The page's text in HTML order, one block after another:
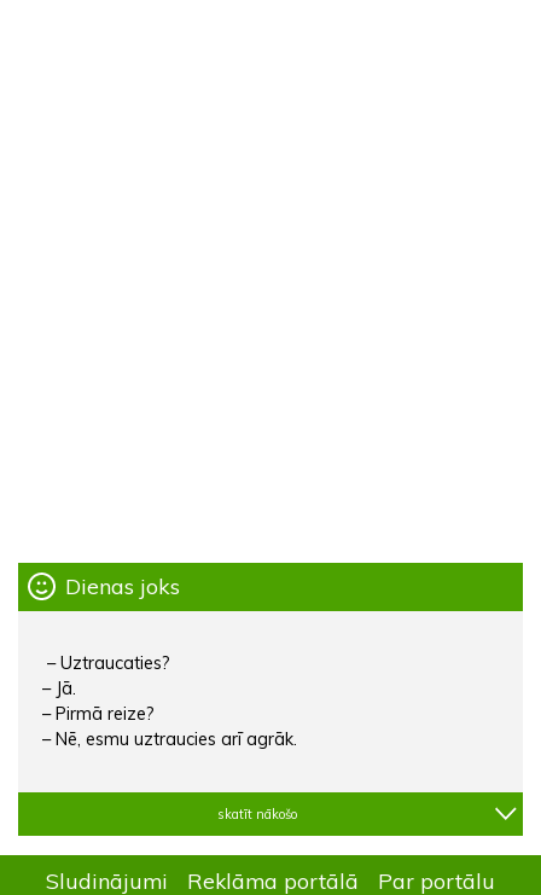
Dienas joks
– Uztraucaties?
– Jā.
– Pirmā reize?
– Nē, esmu uztraucies arī agrāk.
skatīt nākošo
Sludinājumi Reklāma portālā Par portālu